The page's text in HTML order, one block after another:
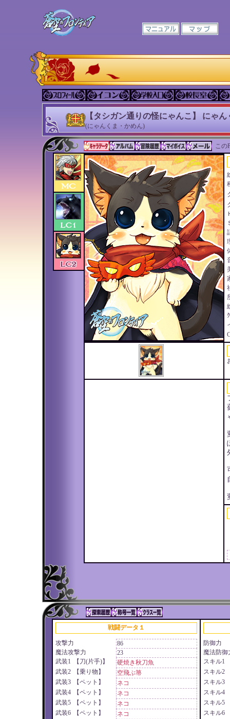
【タシガン通りの怪にゃんこ】 にゃ
(にゃんくま・かめん)
この
戦闘データ１
攻撃力
86
魔法攻撃力
23
武装1
【刀(片手)】
硬焼き秋刀魚
武装2
【乗り物】
空飛ぶ箒
武装3
【ペット】
ネコ
武装4
【ペット】
ネコ
武装5
【ペット】
ネコ
武装6
【ペット】
ネコ
防御力
魔法防御
スキル1
スキル2
スキル3
スキル4
スキル5
スキル6